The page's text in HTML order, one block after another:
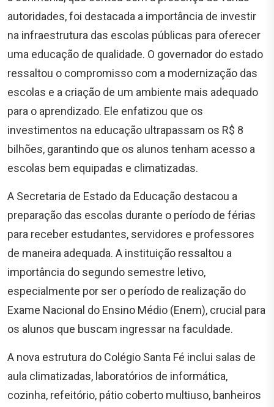
autoridades, foi destacada a importância de investir
na infraestrutura das escolas públicas para oferecer
uma educação de qualidade. O governador do estado
ressaltou o compromisso com a modernização das
escolas e a criação de um ambiente mais adequado
para o aprendizado. Ele enfatizou que os
investimentos na educação ultrapassam os R$ 8
bilhões, garantindo que os alunos tenham acesso a
escolas bem equipadas e climatizadas.
A Secretaria de Estado da Educação destacou a
preparação das escolas durante o período de férias
para receber estudantes, servidores e professores
de maneira adequada. A instituição ressaltou a
importância do segundo semestre letivo,
especialmente por ser o período de realização do
Exame Nacional do Ensino Médio (Enem), crucial para
os alunos que buscam ingressar na faculdade.
A nova estrutura do Colégio Santa Fé inclui salas de
aula climatizadas, laboratórios de informática,
cozinha, refeitório, pátio coberto multiuso, banheiros